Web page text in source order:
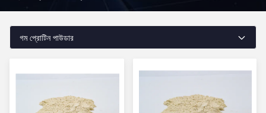
গম প্রোটিন পাউডার